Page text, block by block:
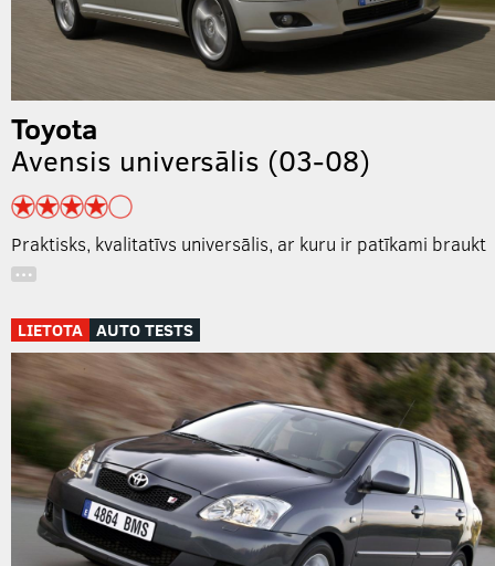
Toyota
Avensis universālis (03-08)
Praktisks, kvalitatīvs universālis, ar kuru ir patīkami braukt
…
LIETOTA AUTO TESTS